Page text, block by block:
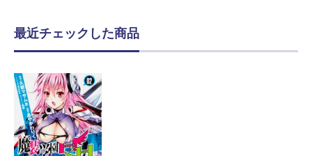
最近チェックした商品